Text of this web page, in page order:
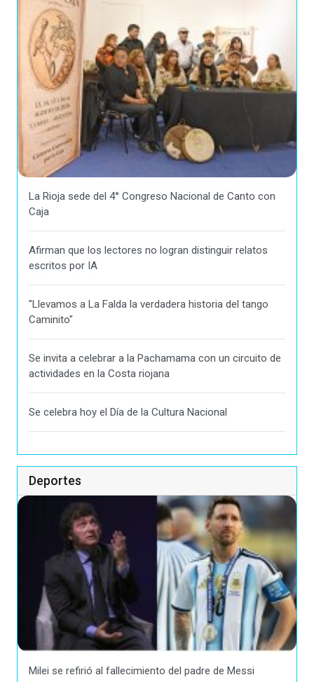
La Rioja sede del 4° Congreso Nacional de Canto con
Caja
Afirman que los lectores no logran distinguir relatos
escritos por IA
"Llevamos a La Falda la verdadera historia del tango
Caminito"
Se invita a celebrar a la Pachamama con un circuito de
actividades en la Costa riojana
Se celebra hoy el Día de la Cultura Nacional
Deportes
Milei se refirió al fallecimiento del padre de Messi